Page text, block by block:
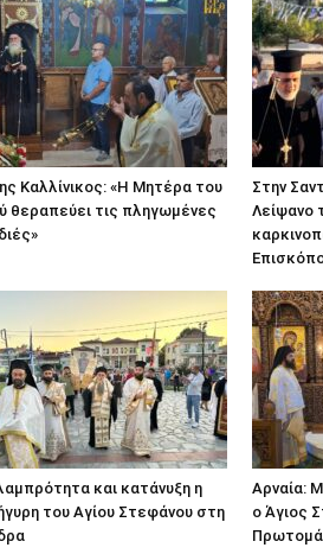
Καλλίνικος: «Η Μητέρα του
θεραπεύει τις πληγωμένες
Στην
Λείψανο
και κατάνυξη η
του Αγίου Στεφάνου στη
Αρναία:
ο Άγιος